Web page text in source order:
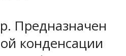
Предназначен
конденсации